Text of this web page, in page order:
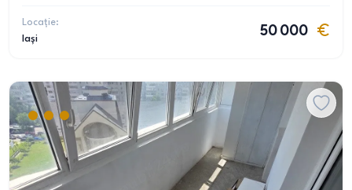
Locație:
Iași
50 000